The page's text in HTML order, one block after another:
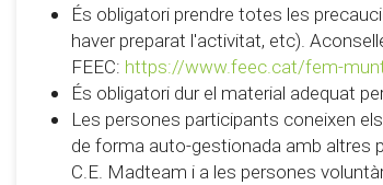
És obligatori prendre totes les
haver preparat l'activitat, etc).
FEEC: https://www.feec.cat/fem-
És obligatori dur el material adequat
Les persones participants coneixen
de forma auto-gestionada amb altres
C.E. Madteam i a les persones